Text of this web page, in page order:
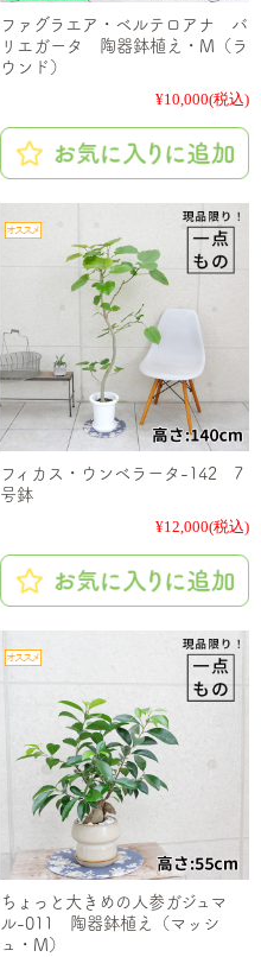
ファグラエア・ベルテロアナ バ
リエガータ 陶器鉢植え・M（ラ
ウンド）
¥10,000(税込)
フィカス・ウンベラータ-142 7
号鉢
¥12,000(税込)
ちょっと大きめの人参ガジュマ
ル-011 陶器鉢植え（マッシ
ュ・M）